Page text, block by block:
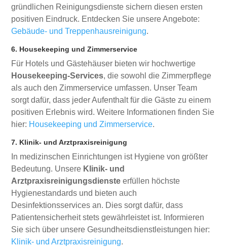
gründlichen Reinigungsdienste sichern diesen ersten
positiven Eindruck. Entdecken Sie unsere Angebote:
Gebäude- und Treppenhausreinigung.
6. Housekeeping und Zimmerservice
Für Hotels und Gästehäuser bieten wir hochwertige
Housekeeping-Services, die sowohl die Zimmerpflege
als auch den Zimmerservice umfassen. Unser Team
sorgt dafür, dass jeder Aufenthalt für die Gäste zu einem
positiven Erlebnis wird. Weitere Informationen finden Sie
hier: Housekeeping und Zimmerservice.
7. Klinik- und Arztpraxisreinigung
In medizinschen Einrichtungen ist Hygiene von größter
Bedeutung. Unsere Klinik- und
Arztpraxisreinigungsdienste erfüllen höchste
Hygienestandards und bieten auch
Desinfektionsservices an. Dies sorgt dafür, dass
Patientensicherheit stets gewährleistet ist. Informieren
Sie sich über unsere Gesundheitsdienstleistungen hier:
Klinik- und Arztpraxisreinigung.